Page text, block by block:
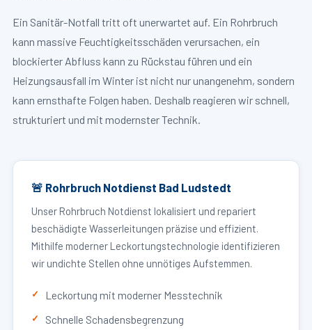
Ein Sanitär-Notfall tritt oft unerwartet auf. Ein Rohrbruch
kann massive Feuchtigkeitsschäden verursachen, ein
blockierter Abfluss kann zu Rückstau führen und ein
Heizungsausfall im Winter ist nicht nur unangenehm, sondern
kann ernsthafte Folgen haben. Deshalb reagieren wir schnell,
strukturiert und mit modernster Technik.
🚨 Rohrbruch Notdienst Bad Ludstedt
Unser Rohrbruch Notdienst lokalisiert und repariert
beschädigte Wasserleitungen präzise und effizient.
Mithilfe moderner Leckortungstechnologie identifizieren
wir undichte Stellen ohne unnötiges Aufstemmen.
Leckortung mit moderner Messtechnik
Schnelle Schadensbegrenzung